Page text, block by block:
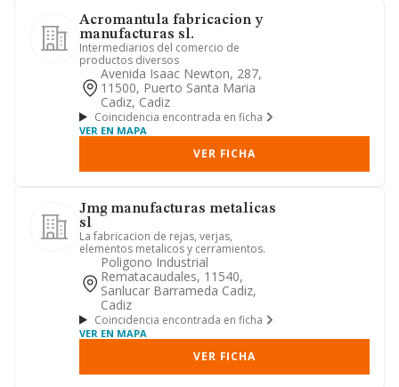
Acromantula fabricacion y
manufacturas sl.
Intermediarios del comercio de
productos diversos
Avenida Isaac Newton, 287,
11500, Puerto Santa Maria
Cadiz, Cadiz
Coincidencia encontrada en ficha
VER EN MAPA
VER FICHA
Jmg manufacturas metalicas
sl
La fabricacion de rejas, verjas,
elementos metalicos y cerramientos.
Poligono Industrial
Rematacaudales, 11540,
Sanlucar Barrameda Cadiz,
Cadiz
Coincidencia encontrada en ficha
VER EN MAPA
VER FICHA